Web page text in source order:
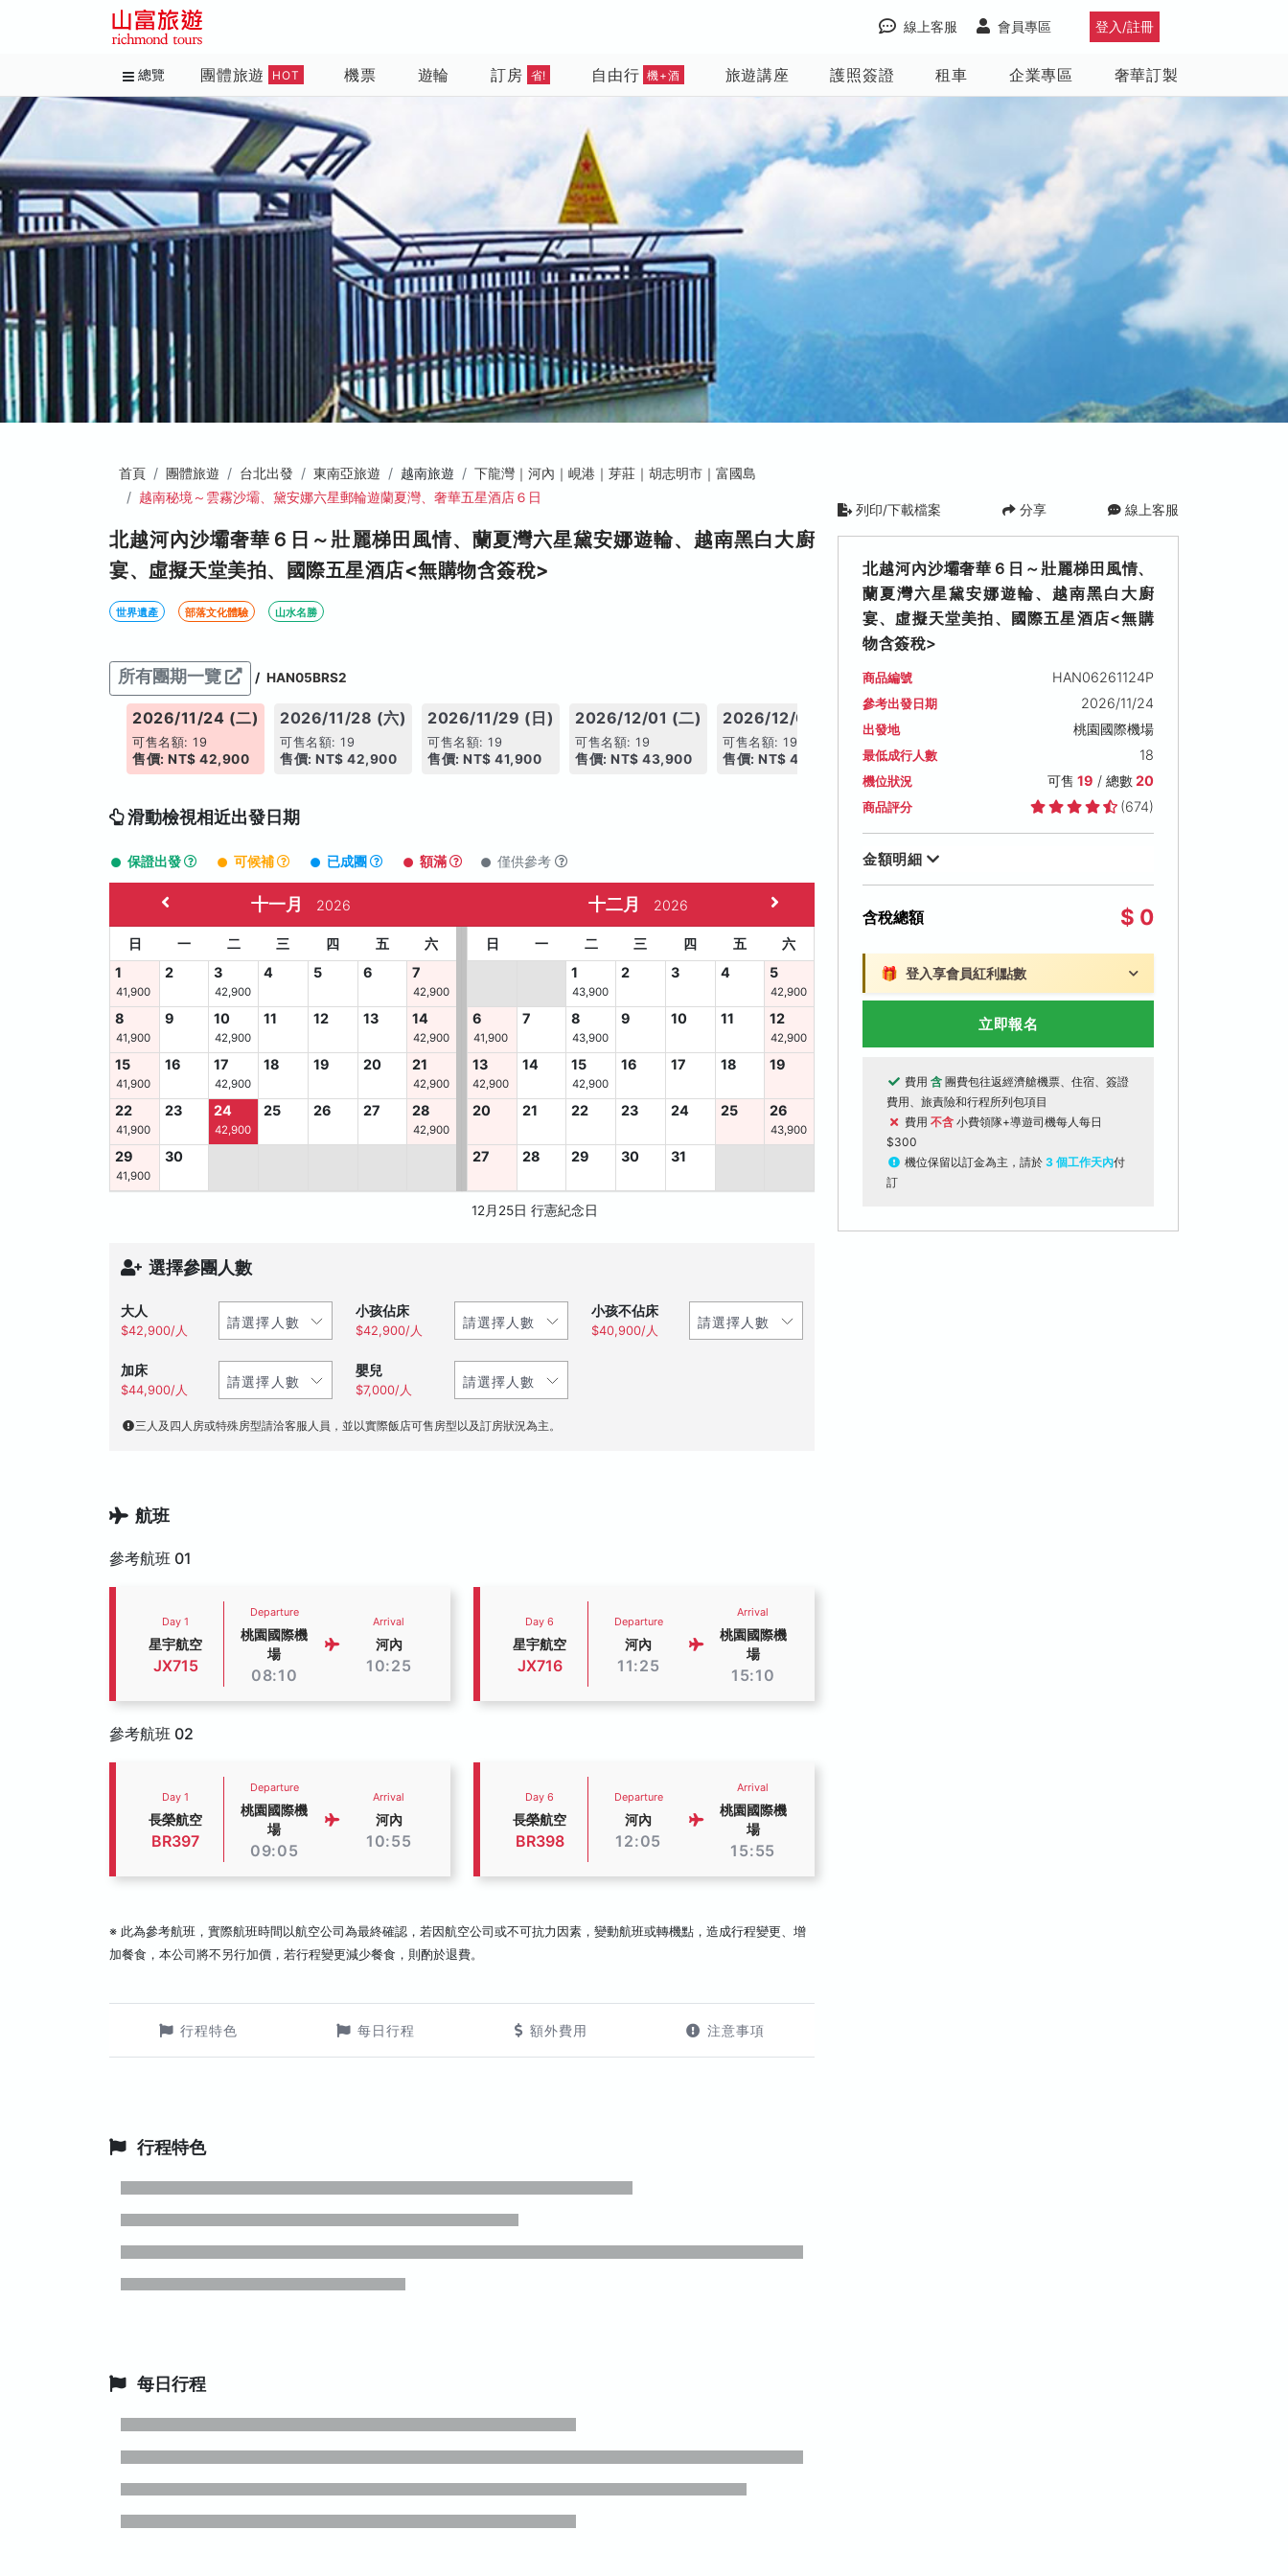
登入/註冊
會員專區
線上客服
總覽 團體旅遊 HOT 機票 遊輪 訂房 省! 自由行 機+酒 旅遊講座 護照簽證 租車 企業專區 奢華訂製
首頁 團體旅遊 台北出發 東南亞旅遊 越南旅遊
下龍灣｜河內｜峴港｜芽莊｜胡志明市｜富國島
越南秘境～雲霧沙壩、黛安娜六星郵輪遊蘭夏灣、奢華五星酒店６日
北越河內沙壩奢華６日～壯麗梯田風情、蘭夏灣六星黛安娜遊輪、越南黑白大廚
宴、虛擬天堂美拍、國際五星酒店<無購物含簽稅>
世界遺產 部落文化體驗 山水名勝
所有團期一覽 / HAN05BRS2
2026/11/24 (二)
可售名額: 19
售價: NT$ 42,900
2026/11/28 (六)
可售名額: 19
售價: NT$ 42,900
2026/11/29 (日)
可售名額: 19
售價: NT$ 41,900
2026/12/01 (二)
可售名額: 19
售價: NT$ 43,900
2026/12/05 (六)
可售名額: 19
售價: NT$ 42,900
2026/12/06 (日)
售價: NT$ 41,900
2026/12/08 (二)
滑動檢視相近出發日期
保證出發 可候補 已成團 額滿 僅供參考
十一月 2026
日 一 二 三 四 五
六
1
41,900
2 3
42,900
4 5 6 7
42,900
8
41,900
9 10
42,900
11 12 13 14
42,900
15
41,900
16 17
42,900
18 19 20 21
42,900
22
41,900
23 24
42,900
25 26 27 28
42,900
29
41,900
30
十二月 2026
日 一 二 三 四 五
六
1
43,900
2 3 4 5
42,900
6
41,900
7 8
43,900
9 10 11 12
42,900
13
42,900
14 15
42,900
16 17 18 19
20 21 22 23 24 25 26
43,900
27 28 29 30 31
12月25日 行憲紀念日
選擇參團人數
大人
$42,900/人
小孩佔床
$42,900/人
小孩不佔床
$40,900/人
加床
$44,900/人
嬰兒
$7,000/人
三人及四人房或特殊房型請洽客服人員，並以實際飯店可售房型以及訂房狀況為主。
航班
參考航班 01
Day 1
星宇航空
JX715
Departure
桃園國際機
場
08:10
Arrival
河內
10:25
Day 6
星宇航空
JX716
Departure
河內
11:25
Arrival
桃園國際機
場
15:10
參考航班 02
Day 1
長榮航空
BR397
Departure
桃園國際機
場
09:05
Arrival
河內
10:55
Day 6
長榮航空
BR398
Departure
河內
12:05
Arrival
桃園國際機
場
15:55
※ 此為參考航班，實際航班時間以航空公司為最終確認，若因航空公司或不可抗力因素，變動航班或轉機點，造成行程變更、增
加餐食，本公司將不另行加價，若行程變更減少餐食，則酌於退費。
行程特色 每日行程 額外費用 注意事項
行程特色
每日行程
列印/下載檔案 分享 線上客服
北越河內沙壩奢華６日～壯麗梯田風情、
蘭夏灣六星黛安娜遊輪、越南黑白大廚
宴、虛擬天堂美拍、國際五星酒店<無購
物含簽稅>
商品編號 HAN06261124P
參考出發日期 2026/11/24
出發地 桃園國際機場
最低成行人數 18
機位狀況 可售 19 / 總數20
商品評分 (674)
金額明細
含稅總額 $ 0
🎁 登入享會員紅利點數
立即報名
費用 含 團費包往返經濟艙機票、住宿、簽證
費用、旅責險和行程所列包項目
費用 不含 小費領隊+導遊司機每人每日
$300
機位保留以訂金為主，請於 3 個工作天內付
訂